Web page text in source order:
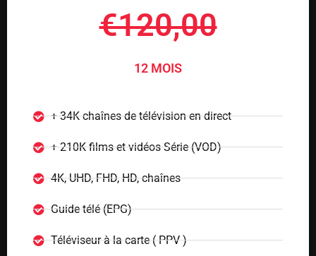
€120,00
12 MOIS
+ 34K chaînes de télévision en direct
+ 210K films et vidéos Série (VOD)
4K, UHD, FHD, HD, chaînes
Guide télé (EPG)
Téléviseur à la carte ( PPV )